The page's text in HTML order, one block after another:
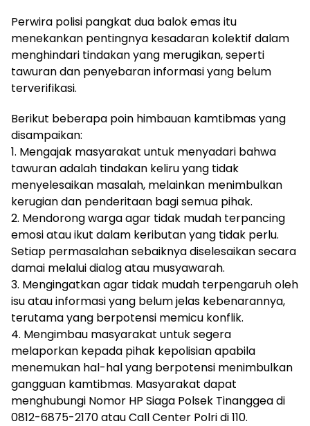
Perwira polisi pangkat dua balok emas itu
menekankan pentingnya kesadaran kolektif dalam
menghindari tindakan yang merugikan, seperti
tawuran dan penyebaran informasi yang belum
terverifikasi.
Berikut beberapa poin himbauan kamtibmas yang
disampaikan:
1. Mengajak masyarakat untuk menyadari bahwa
tawuran adalah tindakan keliru yang tidak
menyelesaikan masalah, melainkan menimbulkan
kerugian dan penderitaan bagi semua pihak.
2. Mendorong warga agar tidak mudah terpancing
emosi atau ikut dalam keributan yang tidak perlu.
Setiap permasalahan sebaiknya diselesaikan secara
damai melalui dialog atau musyawarah.
3. Mengingatkan agar tidak mudah terpengaruh oleh
isu atau informasi yang belum jelas kebenarannya,
terutama yang berpotensi memicu konflik.
4. Mengimbau masyarakat untuk segera
melaporkan kepada pihak kepolisian apabila
menemukan hal-hal yang berpotensi menimbulkan
gangguan kamtibmas. Masyarakat dapat
menghubungi Nomor HP Siaga Polsek Tinanggea di
0812-6875-2170 atau Call Center Polri di 110.